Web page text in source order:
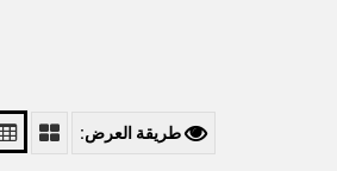
طريقة العرض: